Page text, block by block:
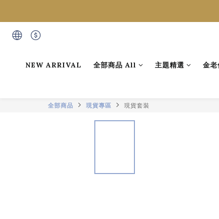
NEW ARRIVAL 全部商品 All 主題精選 金
全部商品 現貨專區 現貨套裝